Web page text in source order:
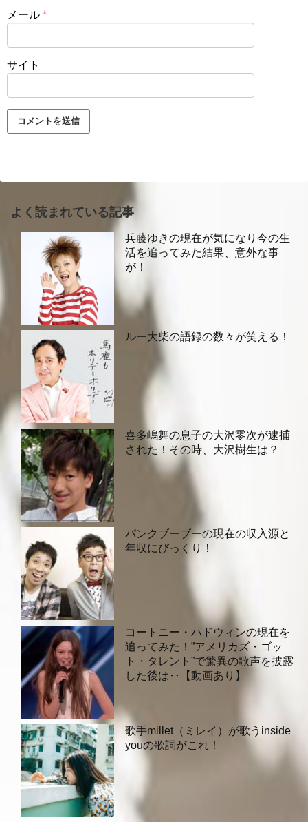
メール *
サイト
よく読まれている記事
兵藤ゆきの現在が気になり今の生
活を追ってみた結果、意外な事
が！
ルー大柴の語録の数々が笑える！
喜多嶋舞の息子の大沢零次が逮捕
された！その時、大沢樹生は？
パンクブーブーの現在の収入源と
年収にびっくり！
コートニー・ハドウィンの現在を
追ってみた！”アメリカズ・ゴッ
ト・タレント”で驚異の歌声を披露
した後は‥【動画あり】
歌手millet（ミレイ）が歌うinside
youの歌詞がこれ！